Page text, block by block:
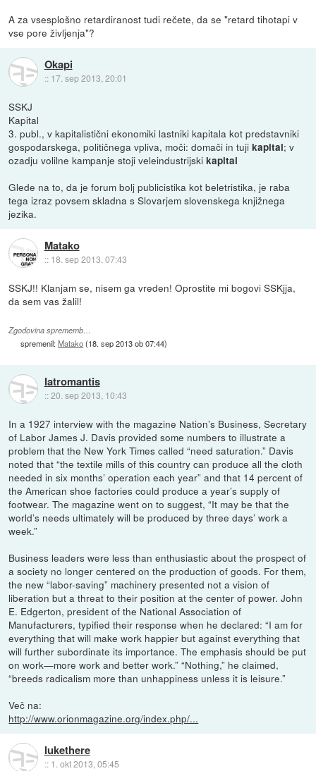
A za vsesplošno retardiranost tudi rečete, da se "retard tihotapi v
vse pore življenja"?
Okapi
:: 17. sep 2013, 20:01
SSKJ
Kapital
3. publ., v kapitalistični ekonomiki lastniki kapitala kot predstavniki
gospodarskega, političnega vpliva, moči: domači in tujikapital; v
ozadju volilne kampanje stoji veleindustrijskikapital
Glede na to, da je forum bolj publicistika kot beletristika, je raba
tega izraz povsem skladna s Slovarjem slovenskega knjižnega
jezika.
Matako
:: 18. sep 2013, 07:43
SSKJ!! Klanjam se, nisem ga vreden! Oprostite mi bogovi SSKjja,
da sem vas žalil!
Zgodovina sprememb…
spremenil:Matako(18. sep 2013 ob 07:44)
Iatromantis
::20. sep 2013, 10:43
In a 1927 interview with the magazine Nation’s Business, Secretary
of Labor James J. Davis provided some numbers to illustrate a
problem that the New York Times called “need saturation.” Davis
noted that “the textile mills of this country can produce all the cloth
needed in six months’ operation each year” and that 14 percent of
the American shoe factories could produce a year’s supply of
footwear. The magazine went on to suggest, “It may be that the
world’s needs ultimately will be produced by three days’ work a
week.”
Business leaders were less than enthusiastic about the prospect of
a society no longer centered on the production of goods. For them,
the new “labor-saving” machinery presented not a vision of
liberation but a threat to their position at the center of power. John
E. Edgerton, president of the National Association of
Manufacturers, typified their response when he declared: “I am for
everything that will make work happier but against everything that
will further subordinate its importance. The emphasis should be put
on work—more work and better work.” “Nothing,” he claimed,
“breeds radicalism more than unhappiness unless it is leisure.”
Več na:
http://www.orionmagazine.org/index.php/...
lukethere
:: 1. okt 2013, 05:45